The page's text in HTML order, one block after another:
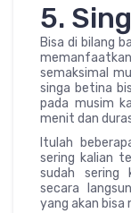
5.
Bisa di bilang
semaksimal
singa betina
pada musim
menit dan
Itulah
sering kalian
sudah sering
secara
yang akan bisa